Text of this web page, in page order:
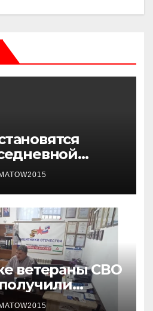
жителям
быть
ветераны СВО
в ходе